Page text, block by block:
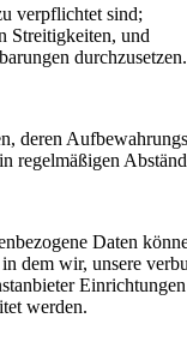
verpflichtet sind;
Streitigkeiten, und
durchzusetzen.
deren
regelmäßigen
Daten
dem wir, unsere
werden.